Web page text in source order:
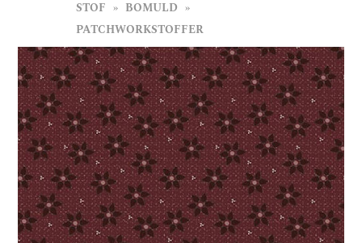
STOF
BOMULD
PATCHWORKSTOFFER